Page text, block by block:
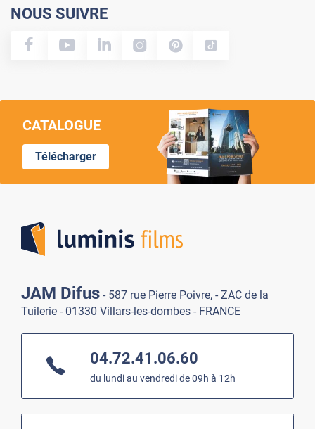
NOUS SUIVRE
CATALOGUE
Télécharger
JAM Difus - 587 rue Pierre Poivre, - ZAC de la
Tuilerie - 01330 Villars-les-dombes - FRANCE
04.72.41.06.60
du lundi au vendredi de 09h à 12h